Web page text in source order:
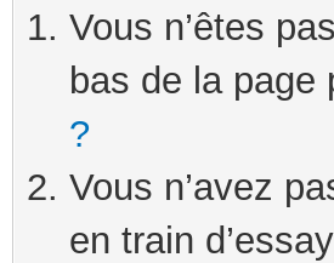
Vous n’êtes
bas de la
?
Vous n’avez
en train